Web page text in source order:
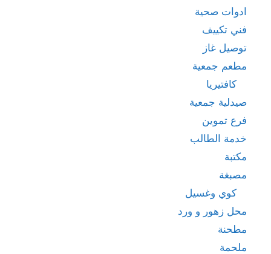
ادوات صحية
فني تكييف
توصيل غاز
مطعم جمعية
كافتيريا
صيدلية جمعية
فرع تموين
خدمة الطالب
مكتبة
مصبغة
كوي وغسيل
محل زهور و ورد
مطحنة
ملحمة